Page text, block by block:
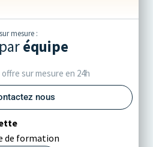
sur mesure :
paréquipe
sur mesure en 24h
nous
de formation